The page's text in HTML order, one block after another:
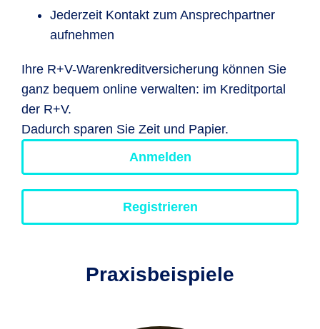
Jederzeit Kontakt zum Ansprechpartner
aufnehmen
Ihre R+V-Warenkreditversicherung können Sie
ganz bequem online verwalten: im Kreditportal
der R+V.
Dadurch sparen Sie Zeit und Papier.
Anmelden
Registrieren
Praxisbeispiele